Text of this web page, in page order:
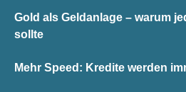
Gold als Geldanlage – warum
sollte
Mehr Speed: Kredite werden